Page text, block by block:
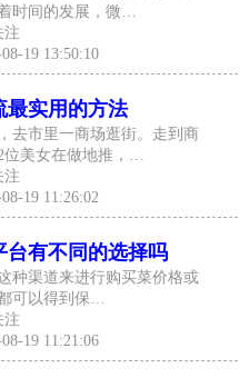
时间的发展，微…
注
19 13:50:10
最实用的方法
去市里一商场逛街。走到商
美女在做地推，…
注
19 11:26:02
台有不同的选择吗
种渠道来进行购买菜价格或
可以得到保…
注
19 11:21:06